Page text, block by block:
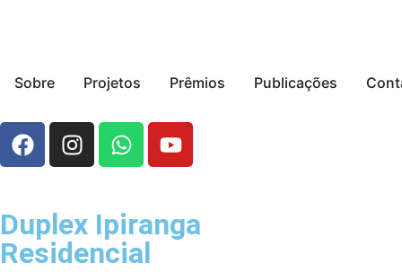
Sobre Projetos Prêmios Publicações
Duplex Ipiranga
Residencial